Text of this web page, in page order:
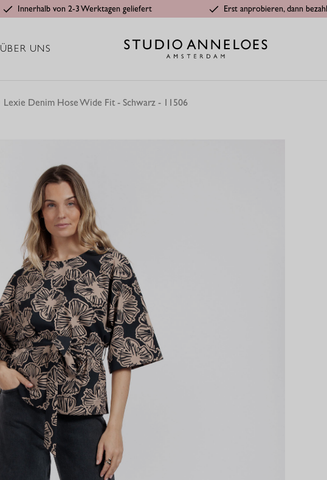
Innerhalb von 2-3 Werktagen geliefert Erst anprobieren, dann
ÜBER UNS
Lexie Denim Hose Wide Fit - Schwarz - 11506